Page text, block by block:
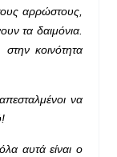
αρρώστους,
τα δαιμόνια.
κοινότητα
να
αυτά είναι ο